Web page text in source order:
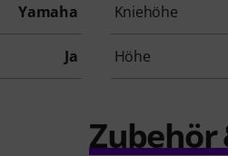
Yamaha Kniehöhe
Ja Höhe
Zubehör